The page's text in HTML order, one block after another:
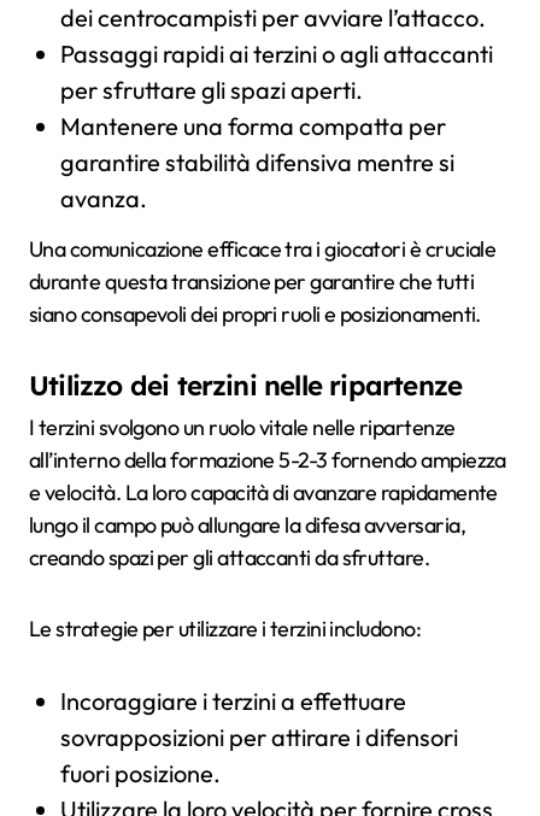
dei centrocampisti per avviare l’attacco.
Passaggi rapidi ai terzini o agli attaccanti
per sfruttare gli spazi aperti.
Mantenere una forma compatta per
garantire stabilità difensiva mentre si
avanza.
Una comunicazione efficace tra i giocatori è cruciale
durante questa transizione per garantire che tutti
siano consapevoli dei propri ruoli e posizionamenti.
Utilizzo dei terzini nelle ripartenze
I terzini svolgono un ruolo vitale nelle ripartenze
all’interno della formazione 5-2-3 fornendo ampiezza
e velocità. La loro capacità di avanzare rapidamente
lungo il campo può allungare la difesa avversaria,
creando spazi per gli attaccanti da sfruttare.
Le strategie per utilizzare i terzini includono:
Incoraggiare i terzini a effettuare
sovrapposizioni per attirare i difensori
fuori posizione.
Utilizzare la loro velocità per fornire cross